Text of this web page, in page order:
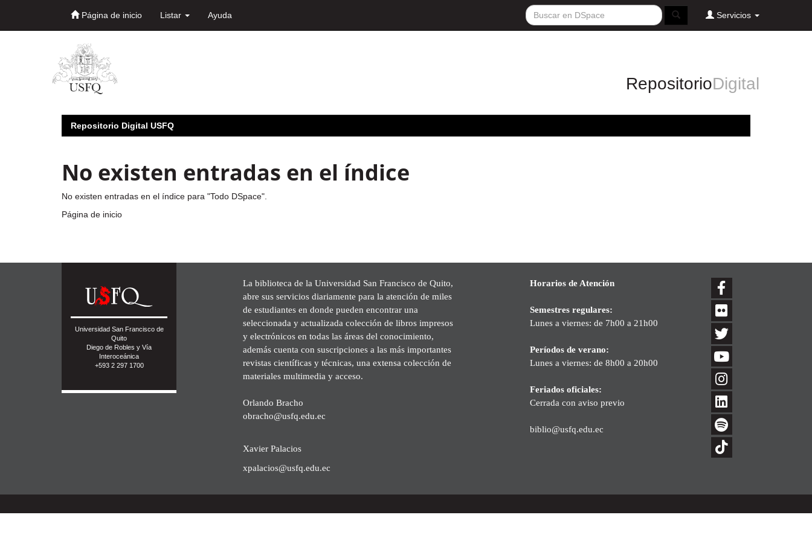
Página de inicio Listar Ayuda Servicios
RepositorioDigital
Repositorio Digital USFQ
No existen entradas en el índice
No existen entradas en el índice para "Todo DSpace".
Página de inicio
Universidad San Francisco de
Quito
Diego de Robles y Vía
Interoceánica
+593 2 297 1700
La biblioteca de la Universidad San Francisco de Quito,
abre sus servicios diariamente para la atención de miles
de estudiantes en donde pueden encontrar una
seleccionada y actualizada colección de libros impresos
y electrónicos en todas las áreas del conocimiento,
además cuenta con suscripciones a las más importantes
revistas científicas y técnicas, una extensa colección de
materiales multimedia y acceso.
Orlando Bracho
obracho@usfq.edu.ec
Xavier Palacios
xpalacios@usfq.edu.ec
Horarios de Atención
Semestres regulares:
Lunes a viernes: de 7h00 a 21h00
Períodos de verano:
Lunes a viernes: de 8h00 a 20h00
Feriados oficiales:
Cerrada con aviso previo
biblio@usfq.edu.ec